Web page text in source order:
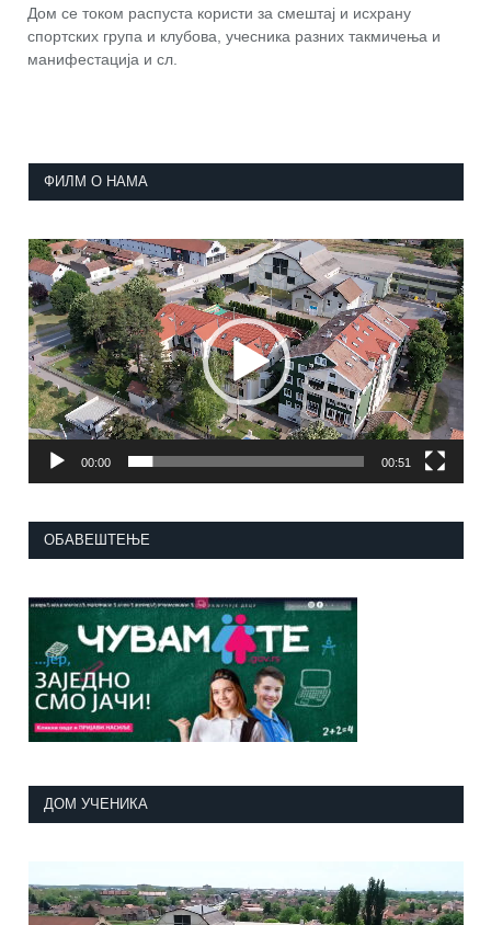
Дом се током распуста користи за смештај и исхрану
спортских група и клубова, учесника разних такмичења и
манифестација и сл.
ФИЛМ О НАМА
Прегледач
видео
записа
00:00 00:51
ОБАВЕШТЕЊЕ
ДОМ УЧЕНИКА
видео
записа